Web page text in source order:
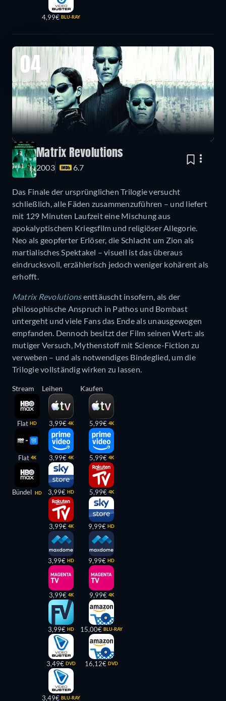
4,99€ BLU-RAY
04
Matrix Revolutions
2003 6.7
Das Finale der ursprünglichen Trilogie versucht
schließlich, alle Fäden zusammenzuführen – und liefert
mit 129 Minuten Laufzeit eine Mischung aus
apokalyptischem Kriegsfilm und religiöser Allegorie.
Neo als geopferter Erlöser, die Schlacht um Zion als
martialisches Spektakel – visuell ist das überaus
eindrucksvoll, erzählerisch jedoch weniger kohärent als
erhofft.
Matrix Revolutionsenttäuscht insofern, als der
philosophische Anspruch in Pathos und Bombast
untergeht und viele Fans das Ende als unausgewogen
empfanden. Dennoch besitzt der Film seinen Wert: als
mutiger Versuch, Mythenstoff mit Science-Fiction zu
verweben – und als notwendiges Bindeglied, um die
Trilogie vollständig wirken zu lassen.
Stream
Flat HD
Flat 4K
Bündel HD
Leihen
3,99€ 4K
3,99€ 4K
3,99€ HD
3,99€ 4K
3,99€ HD
3,99€ 4K
3,99€ HD
3,49€ DVD
3,49€ BLU-RAY
Kaufen
5,99€ 4K
5,99€ 4K
5,99€ 4K
9,99€ HD
9,99€ HD
9,99€ 4K
15,00€ BLU-RAY
16,12€ DVD